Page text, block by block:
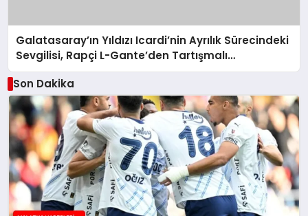
Galatasaray’ın Yıldızı Icardi’nin Ayrılık Sürecindeki
Sevgilisi, Rapçi L-Gante’den Tartışmalı
Açıklamalar
Son Dakika